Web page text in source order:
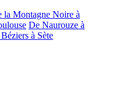
la Montagne Noire à
De Naurouze à
à Sète